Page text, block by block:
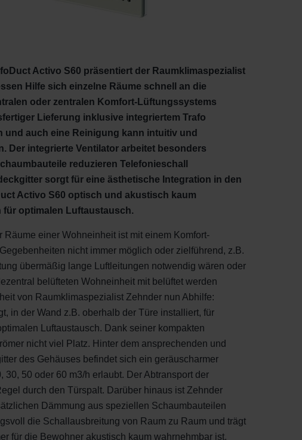
Activo S60 präsentiert der Raumklimaspezialist
Hilfe sich einzelne Räume schnell an die
oder zentralen Komfort-Lüftungssystems
Lieferung inklusive integriertem Trafo
und auch eine Reinigung kann intuitiv und
Der integrierte Ventilator arbeitet besonders
reduzieren Telefonieschall
sorgt für eine ästhetische Integration in den
Activo S60 optisch und akustisch kaum
optimalen Luftaustausch.
einer Wohneinheit ist mit einem Komfort-
nicht immer möglich oder zielführend, z.B.
übermäßig lange Luftleitungen notwendig wären oder
belüfteten Wohneinheit mit belüftet werden
von Raumklimaspezialist Zehnder nun Abhilfe:
in der Wand z.B. oberhalb der Türe installiert, für
Luftaustausch. Dank seiner kompakten
nicht viel Platz. Hinter dem ansprechenden und
des Gehäuses befindet sich ein geräuscharmer
30, 50 oder 60 m3/h erlaubt. Der Abtransport der
durch den Türspalt. Darüber hinaus ist Zehnder
Dämmung aus speziellen Schaumbauteilen
die Schallausbreitung von Raum zu Raum und trägt
für die Bewohner akustisch kaum wahrnehmbar ist.